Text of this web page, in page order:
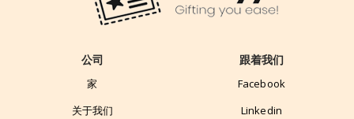
公司
家
关于我们
跟着我们
Facebook
Linkedin